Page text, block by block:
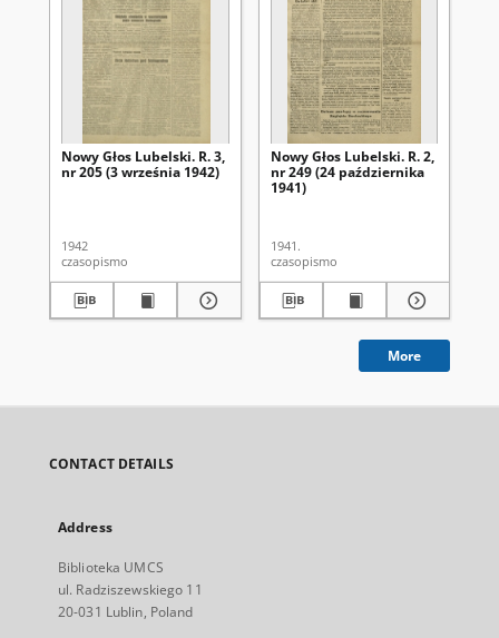
Nowy Głos Lubelski. R. 3,
nr 205 (3 września 1942)
1942
czasopismo
Nowy Głos Lubelski. R. 2,
nr 249 (24 października
1941)
1941.
czasopismo
More
CONTACT DETAILS
Address
Biblioteka UMCS
ul. Radziszewskiego 11
20-031 Lublin, Poland